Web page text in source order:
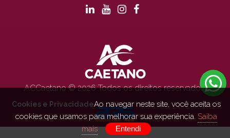
ACCaetano © 2026 Todos os direitos reservados.
Cookies e PrivacidadeAo navegar neste site, você aceita os
cookies que usamos para melhorar sua experiência. Saiba
mais
Entendi